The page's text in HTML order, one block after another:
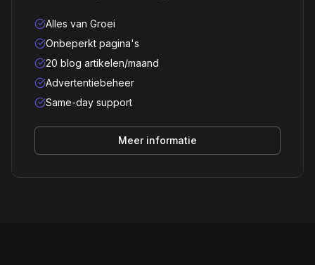
Alles van Groei
Onbeperkt pagina's
20 blog artikelen/maand
Advertentiebeheer
Same-day support
Meer informatie